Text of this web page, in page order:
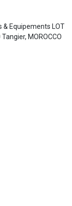
& Equipements LOT
Tangier, MOROCCO